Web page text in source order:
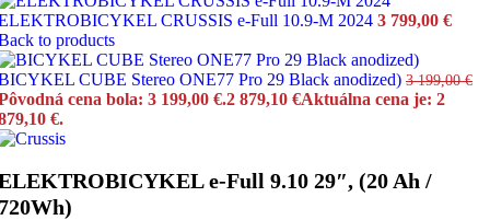
CRUSSIS e-Full 10.9-M 2024 3 799,00 €
to products
CUBE Stereo ONE77 Pro 29 Black anodized) 3 199,00€
cena bola: 3 199,00 €.2 879,10 €Aktuálna cena je: 2
€.
e-Full 9.10 29″, (20 Ah /